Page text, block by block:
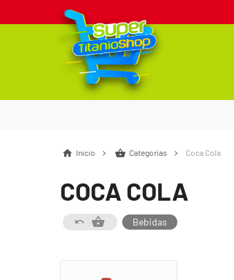
Inicio Categorías Coca Cola
COCA COLA
Bebidas